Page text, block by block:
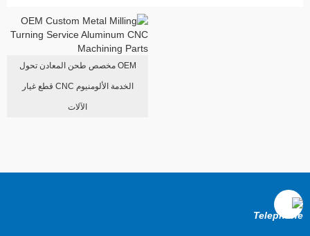
OEM مخصص طحن المعادن تحول
الخدمة الألومنيوم CNC قطع غيار
الآلات